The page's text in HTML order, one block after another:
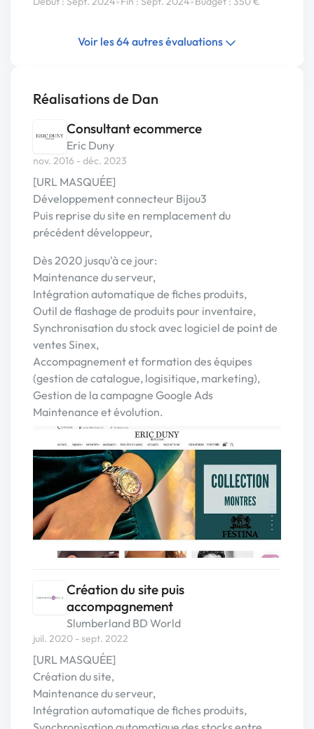
Voir les 64 autres évaluations
Réalisations de Dan
Consultant ecommerce
Eric Duny
nov. 2016 - déc. 2023
[URL MASQUÉE]
Développement connecteur Bijou3
Puis reprise du site en remplacement du
précédent développeur,
Dès 2020 jusqu'à ce jour:
Maintenance du serveur,
Intégration automatique de fiches produits,
Outil de flashage de produits pour inventaire,
Synchronisation du stock avec logiciel de point de
ventes Sinex,
Accompagnement et formation des équipes
(gestion de catalogue, logisitique, marketing),
Gestion de la campagne Google Ads
Maintenance et évolution.
Création du site puis
accompagnement
Slumberland BD World
juil. 2020 - sept. 2022
[URL MASQUÉE]
Création du site,
Maintenance du serveur,
Intégration automatique de fiches produits,